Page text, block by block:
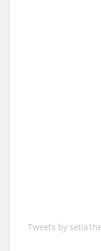
Tweets by